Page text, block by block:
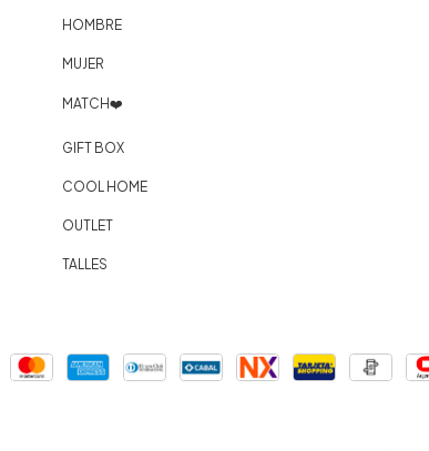
HOMBRE
MUJER
MATCH❤️
GIFT BOX
COOL HOME
OUTLET
TALLES